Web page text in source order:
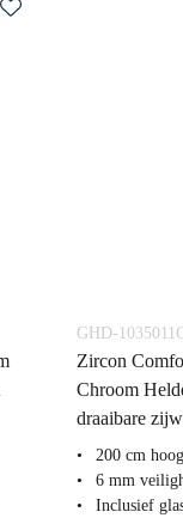
GHD-
Zircon
Chroom
draaibare
200 cm hoog
6 mm
Inclusief